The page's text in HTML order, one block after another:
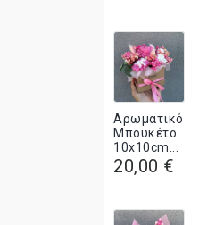
Αρωματικό
Μπουκέτο
10x10cm...
20,00 €